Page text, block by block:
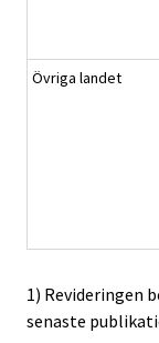
Övriga landet
1) Revideringen
senaste